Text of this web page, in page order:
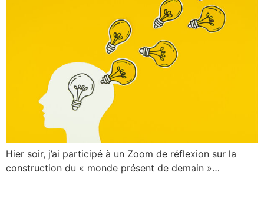
Hier soir, j’ai participé à un Zoom de réflexion sur la
construction du « monde présent de demain »…